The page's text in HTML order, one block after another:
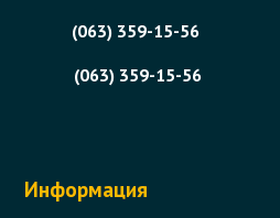
(063) 359-15-56
(063) 359-15-56
Информация